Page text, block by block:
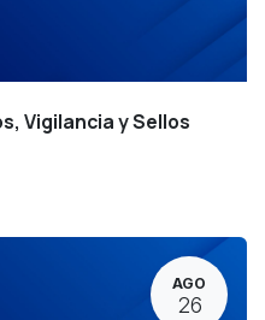
Vigilancia y Sellos
AGO
26